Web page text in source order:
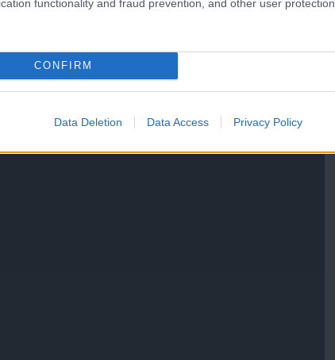
functionality and fraud prevention, and other user protection.
CONFIRM
Data Deletion Data Access Privacy Policy